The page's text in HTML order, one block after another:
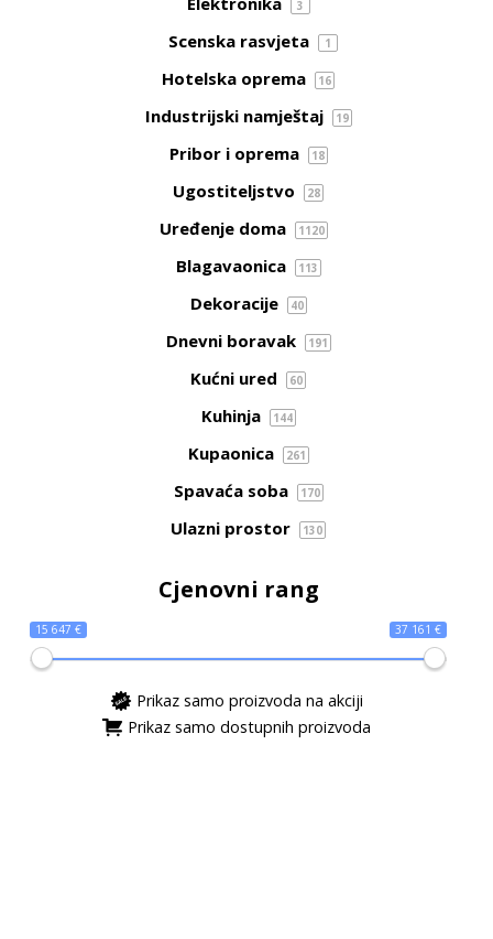
3
Scenska rasvjeta 1
Hotelska oprema 16
Industrijski namještaj 19
Pribor i oprema 18
Ugostiteljstvo 28
Uređenje doma 1120
Blagavaonica 113
Dekoracije 40
Dnevni boravak 191
Kućni ured 60
Kuhinja 144
Kupaonica 261
Spavaća soba 170
Ulazni prostor 130
Cjenovni rang
15 647 € 37 161 €
Prikaz samo proizvoda na akciji
Prikaz samo dostupnih proizvoda